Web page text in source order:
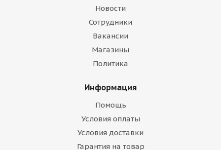
Новости
Сотрудники
Вакансии
Магазины
Политика
Информация
Помощь
Условия оплаты
Условия доставки
Гарантия на товар